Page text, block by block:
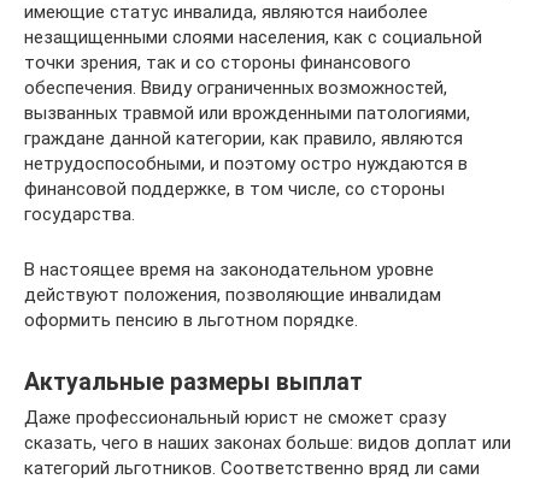
имеющие статус инвалида, являются наиболее
незащищенными слоями населения, как с социальной
точки зрения, так и со стороны финансового
обеспечения. Ввиду ограниченных возможностей,
вызванных травмой или врожденными патологиями,
граждане данной категории, как правило, являются
нетрудоспособными, и поэтому остро нуждаются в
финансовой поддержке, в том числе, со стороны
государства.
В настоящее время на законодательном уровне
действуют положения, позволяющие инвалидам
оформить пенсию в льготном порядке.
Актуальные размеры выплат
Даже профессиональный юрист не сможет сразу
сказать, чего в наших законах больше: видов доплат или
категорий льготников. Соответственно вряд ли сами